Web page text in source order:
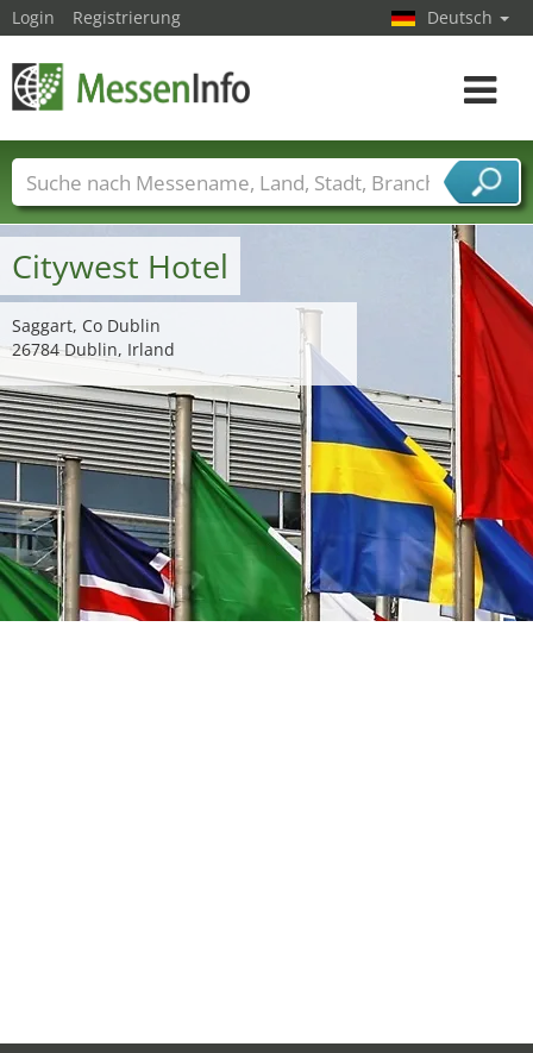
Citywest Hotel
Saggart, Co Dublin
26784 Dublin, Irland
Login Registrierung Deutsch
Toggle
Messenamen Länder Städte
Branchen
Dienstleisterbranchen